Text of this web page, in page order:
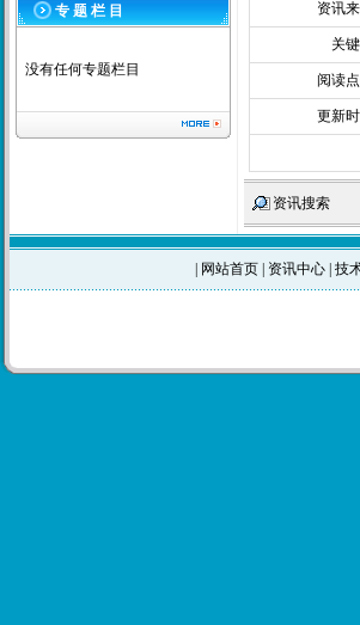
专 题 栏 目
没有任何专题栏目
资讯来
关
阅读点
更新时
资讯搜索
网站首页 资讯中心 技